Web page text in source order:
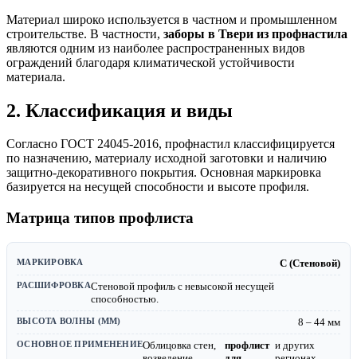
Материал широко используется в частном и промышленном
строительстве. В частности, заборы в Твери из профнастила
являются одним из наиболее распространенных видов
ограждений благодаря климатической устойчивости
материала.
2. Классификация и виды
Согласно ГОСТ 24045-2016, профнастил классифицируется
по назначению, материалу исходной заготовки и наличию
защитно-декоративного покрытия. Основная маркировка
базируется на несущей способности и высоте профиля.
Матрица типов профлиста
С (Стеновой)
Стеновой профиль с невысокой несущей
способностью.
8 – 44 мм
Облицовка стен,
профлист и других